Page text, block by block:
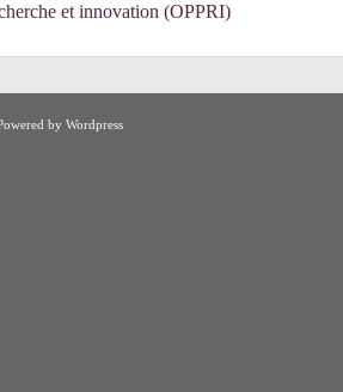
et innovation (OPPRI)
by Wordpress